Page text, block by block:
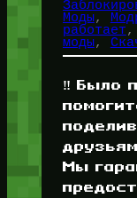
Моды,
работает,
моды,
‼️ Было
Мы